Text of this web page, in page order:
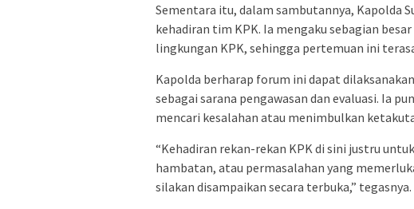
Sementara itu, dalam sambutannya, Kapolda
kehadiran tim KPK. Ia mengaku sebagian
lingkungan KPK, sehingga pertemuan ini
Kapolda berharap forum ini dapat
sebagai sarana pengawasan dan evaluasi. Ia
mencari kesalahan atau menimbulkan
“Kehadiran rekan-rekan KPK di sini justru
hambatan, atau permasalahan yang
silakan disampaikan secara terbuka,” tegasnya.